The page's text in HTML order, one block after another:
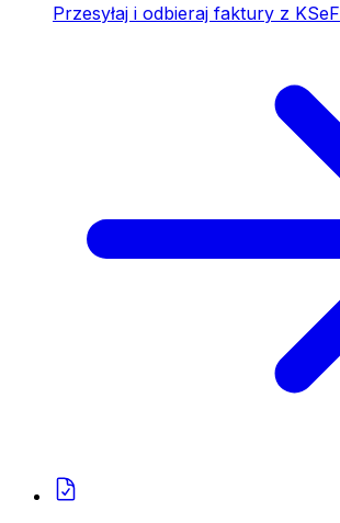
Przesyłaj i odbieraj faktury z KSeF